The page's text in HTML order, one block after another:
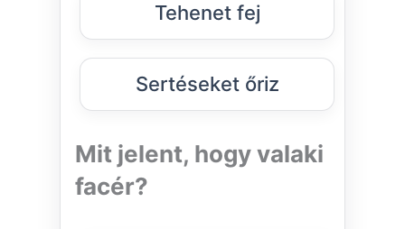
Tehenet fej
Sertéseket őriz
Mit jelent, hogy valaki
facér?